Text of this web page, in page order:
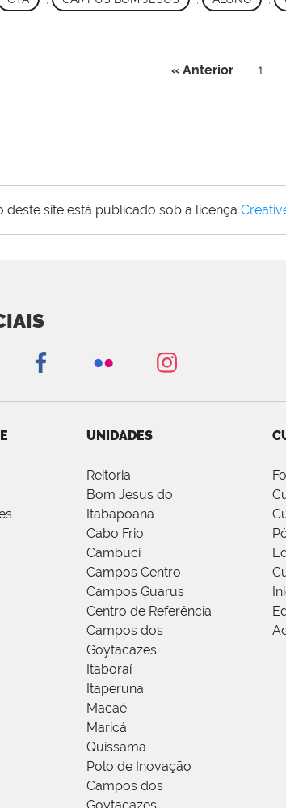
« Anterior 1
deste site está publicado sob a licença
UNIDADES
Reitoria
Bom Jesus do
Itabapoana
Cabo Frio
Cambuci
Campos Centro
Campos Guarus
Centro de Referência
Campos dos
Goytacazes
Itaboraí
Itaperuna
Macaé
Maricá
Quissamã
Polo de Inovação
Campos dos